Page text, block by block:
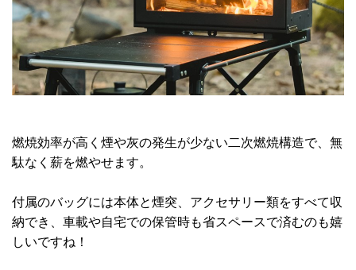
燃焼効率が高く煙や灰の発生が少ない二次燃焼構造で、無
駄なく薪を燃やせます。
付属のバッグには本体と煙突、アクセサリー類をすべて収
納でき、車載や自宅での保管時も省スペースで済むのも嬉
しいですね！